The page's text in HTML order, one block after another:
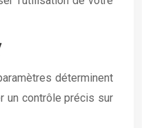
déterminent
un contrôle précis sur